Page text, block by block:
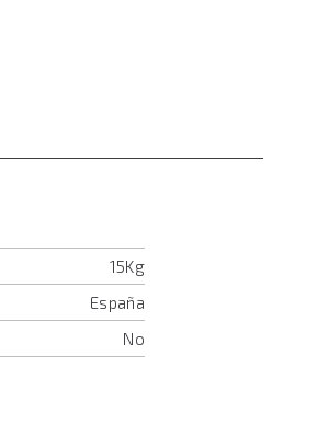
15Kg
España
No